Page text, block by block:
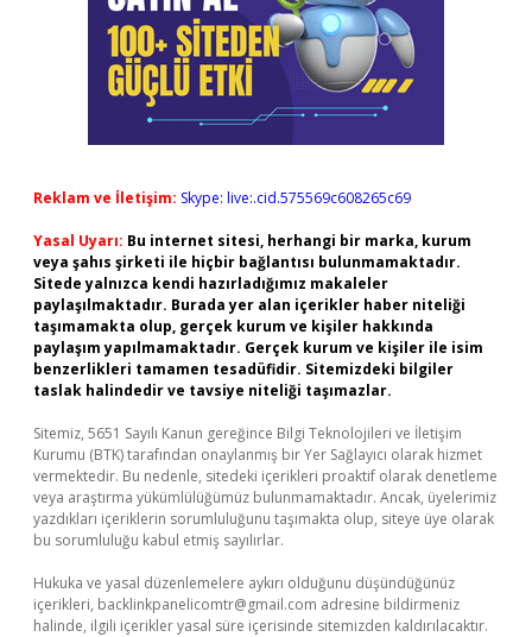
Reklam ve İletişim: Skype: live:.cid.575569c608265c69
Yasal Uyarı: Bu internet sitesi, herhangi bir marka, kurum
veya şahıs şirketi ile hiçbir bağlantısı bulunmamaktadır.
Sitede yalnızca kendi hazırladığımız makaleler
paylaşılmaktadır. Burada yer alan içerikler haber niteliği
taşımamakta olup, gerçek kurum ve kişiler hakkında
paylaşım yapılmamaktadır. Gerçek kurum ve kişiler ile isim
benzerlikleri tamamen tesadüfidir. Sitemizdeki bilgiler
taslak halindedir ve tavsiye niteliği taşımazlar.
Sitemiz, 5651 Sayılı Kanun gereğince Bilgi Teknolojileri ve İletişim
Kurumu (BTK) tarafından onaylanmış bir Yer Sağlayıcı olarak hizmet
vermektedir. Bu nedenle, sitedeki içerikleri proaktif olarak denetleme
veya araştırma yükümlülüğümüz bulunmamaktadır. Ancak, üyelerimiz
yazdıkları içeriklerin sorumluluğunu taşımakta olup, siteye üye olarak
bu sorumluluğu kabul etmiş sayılırlar.
Hukuka ve yasal düzenlemelere aykırı olduğunu düşündüğünüz
içerikleri, backlinkpanelicomtr@gmail.com adresine bildirmeniz
halinde, ilgili içerikler yasal süre içerisinde sitemizden kaldırılacaktır.